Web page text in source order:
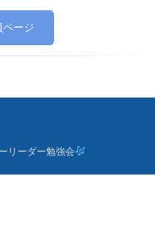
ページ
リーダー勉強会